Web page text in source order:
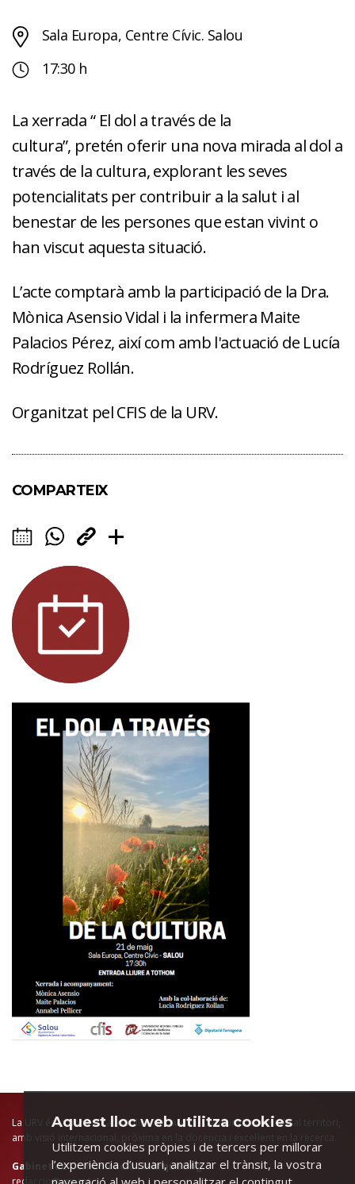
Sala Europa, Centre Cívic. Salou
17:30 h
La xerrada “ El dol a través de la
cultura”, pretén oferir una nova mirada al dol a
través de la cultura, explorant les seves
potencialitats per contribuir a la salut i al
benestar de les persones que estan vivint o
han viscut aquesta situació.
L’acte comptarà amb la participació de la Dra.
Mònica Asensio Vidal i la infermera Maite
Palacios Pérez, així com amb l'actuació de Lucía
Rodríguez Rollán.
Organitzat pel CFIS de la URV.
COMPARTEIX
La URV és la universitat pública del sud de Catalunya, arrelada al territori,
amb visió internacional, pròxima en la docència i excel·lent en la recerca.
Gabinet de Comunicació i Màrqueting
redaccio@urv.cat
Aquest lloc web utilitza cookies
Utilitzem cookies pròpies i de tercers per millorar
l’experiència d’usuari, analitzar el trànsit, la vostra